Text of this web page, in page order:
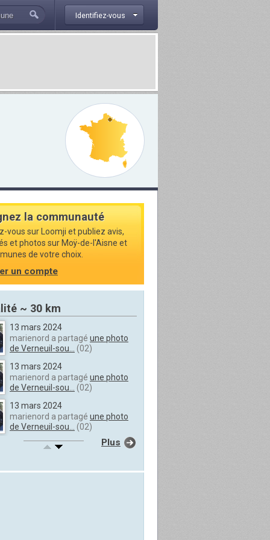
Identifiez-vous
la communauté
vous sur Loomji et publiez avis,
et photos sur Moÿ-de-l'Aisne et
de votre choix.
un compte
~ 30 km
13 mars 2024
marienord a partagé une photo
de Verneuil-sou...
(02)
13 mars 2024
marienord a partagé une photo
de Verneuil-sou...
(02)
13 mars 2024
marienord a partagé une photo
de Verneuil-sou...
(02)
13 mars 2024
Plus